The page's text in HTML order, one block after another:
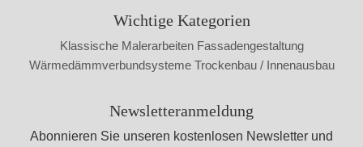
Wichtige Kategorien
Klassische Malerarbeiten Fassadengestaltung
Wärmedämmverbundsysteme Trockenbau / Innenausbau
Newsletteranmeldung
Abonnieren Sie unseren kostenlosen Newsletter und